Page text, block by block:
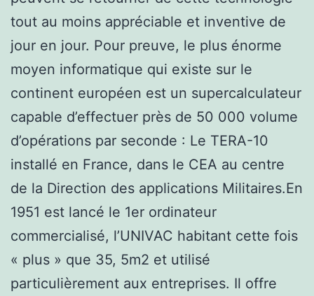
tout au moins appréciable et inventive de
jour en jour. Pour preuve, le plus énorme
moyen informatique qui existe sur le
continent européen est un supercalculateur
capable d’effectuer près de 50 000 volume
d’opérations par seconde : Le TERA-10
installé en France, dans le CEA au centre
de la Direction des applications Militaires.En
1951 est lancé le 1er ordinateur
commercialisé, l’UNIVAC habitant cette fois
« plus » que 35, 5m2 et utilisé
particulièrement aux entreprises. Il offre